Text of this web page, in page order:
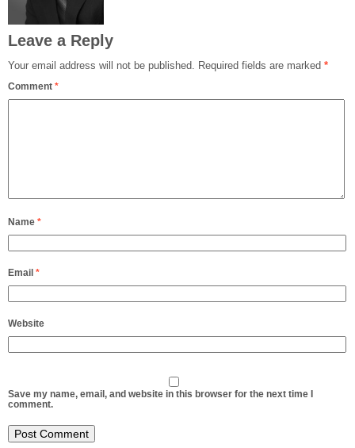
Leave a Reply
Your email address will not be published. Required fields are marked *
Comment *
Name *
Email *
Website
Save my name, email, and website in this browser for the next time I
comment.